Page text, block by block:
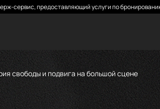
сервис, предоставляющий услуги по
свободы и подвига на большой сцене